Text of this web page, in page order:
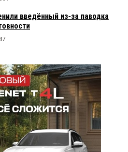
введённый из-за паводка